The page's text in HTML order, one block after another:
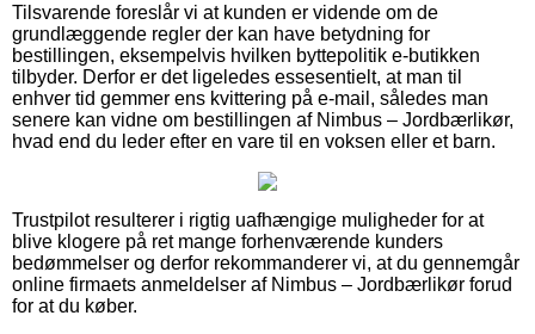
Tilsvarende foreslår vi at kunden er vidende om de
grundlæggende regler der kan have betydning for
bestillingen, eksempelvis hvilken byttepolitik e-butikken
tilbyder. Derfor er det ligeledes essesentielt, at man til
enhver tid gemmer ens kvittering på e-mail, således man
senere kan vidne om bestillingen af Nimbus – Jordbærlikør,
hvad end du leder efter en vare til en voksen eller et barn.
Trustpilot resulterer i rigtig uafhængige muligheder for at
blive klogere på ret mange forhenværende kunders
bedømmelser og derfor rekommanderer vi, at du gennemgår
online firmaets anmeldelser af Nimbus – Jordbærlikør forud
for at du køber.